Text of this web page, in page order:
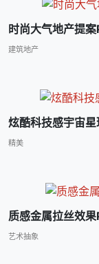
时尚大气地产提
建筑地产
炫酷科技感宇宙
精美
质感金属拉丝效
艺术抽象